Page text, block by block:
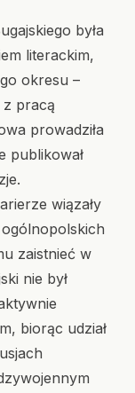
była
literackim,
okresu –
z pracą
prowadziła
publikował
wiązały
zaistnieć w
nie był
biorąc udział